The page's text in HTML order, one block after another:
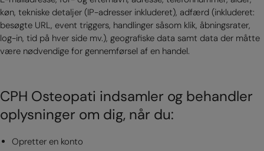
køn, tekniske detaljer (IP-adresser inkluderet), adfærd (inkluderet:
besøgte URL, event triggers, handlinger såsom klik, åbningsrater,
log-in, tid på hver side mv.), geografiske data samt data der måtte
være nødvendige for gennemførsel af en handel.
CPH Osteopati indsamler og behandler
oplysninger om dig, når du:
Opretter en konto